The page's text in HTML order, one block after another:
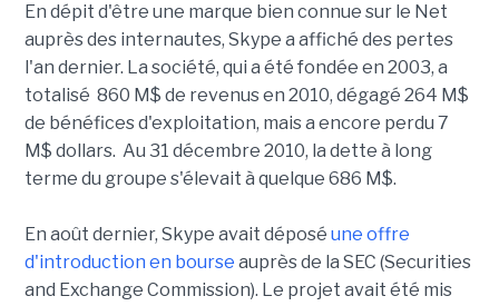
En dépit d'être une marque bien connue sur le Net
auprès des internautes, Skype a affiché des pertes
l'an dernier. La société, qui a été fondée en 2003, a
totalisé 860 M$ de revenus en 2010, dégagé 264 M$
de bénéfices d'exploitation, mais a encore perdu 7
M$ dollars. Au 31 décembre 2010, la dette à long
terme du groupe s'élevait à quelque 686 M$.
En août dernier, Skype avait déposé une offre
d'introduction en bourse auprès de la SEC (Securities
and Exchange Commission). Le projet avait été mis